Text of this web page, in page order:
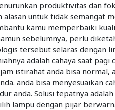
produktivitas dan
untuk tidak semangat
kamu memperbaiki
sebelumnya, perlu
tersebut selaras dengan
adalah cahaya saat pagi
istirahat anda bisa normal,
anda bisa menyesuaikan
anda. Solusi tepatnya
lampu dengan pijar